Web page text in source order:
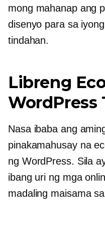
mong mahanap ang
disenyo para sa
tindahan.
Libreng
WordPress
Nasa ibaba ang
pinakamahusay na
ng WordPress. Sila
ibang uri ng mga
madaling maisama